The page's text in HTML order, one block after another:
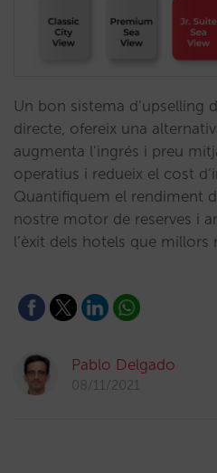
Un bon sistema d’upselling
directe, ofereix una
augmenta l’ingrés i preu
operatius i redueix el cost
Quantifiquem el rendiment
nostre motor de reserves i
l’èxit dels hotels que
Pablo Delgado
08/11/2021